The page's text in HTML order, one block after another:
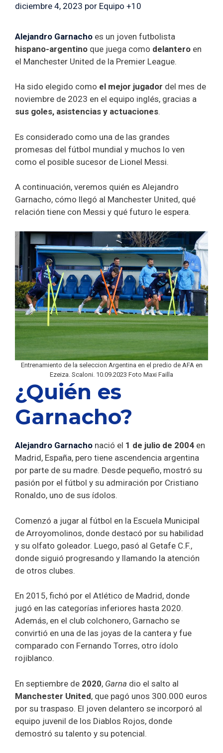
diciembre 4, 2023 por Equipo +10
Alejandro Garnacho es un joven futbolista
hispano-argentino que juega como delantero en
el Manchester United de la Premier League.
Ha sido elegido como el mejor jugador del mes de
noviembre de 2023 en el equipo inglés, gracias a
sus goles, asistencias y actuaciones.
Es considerado como una de las grandes
promesas del fútbol mundial y muchos lo ven
como el posible sucesor de Lionel Messi.
A continuación, veremos quién es Alejandro
Garnacho, cómo llegó al Manchester United, qué
relación tiene con Messi y qué futuro le espera.
Entrenamiento de la seleccion Argentina en el predio de AFA en
Ezeiza. Scaloni. 10.09.2023 Foto Maxi Failla
¿Quién es
Garnacho?
Alejandro Garnacho nació el 1 de julio de 2004 en
Madrid, España, pero tiene ascendencia argentina
por parte de su madre. Desde pequeño, mostró su
pasión por el fútbol y su admiración por Cristiano
Ronaldo, uno de sus ídolos.
Comenzó a jugar al fútbol en la Escuela Municipal
de Arroyomolinos, donde destacó por su habilidad
y su olfato goleador. Luego, pasó al Getafe C.F.,
donde siguió progresando y llamando la atención
de otros clubes.
En 2015, fichó por el Atlético de Madrid, donde
jugó en las categorías inferiores hasta 2020.
Además, en el club colchonero, Garnacho se
convirtió en una de las joyas de la cantera y fue
comparado con Fernando Torres, otro ídolo
rojiblanco.
En septiembre de 2020, Garna dio el salto al
Manchester United, que pagó unos 300.000 euros
por su traspaso. El joven delantero se incorporó al
equipo juvenil de los Diablos Rojos, donde
demostró su talento y su potencial.